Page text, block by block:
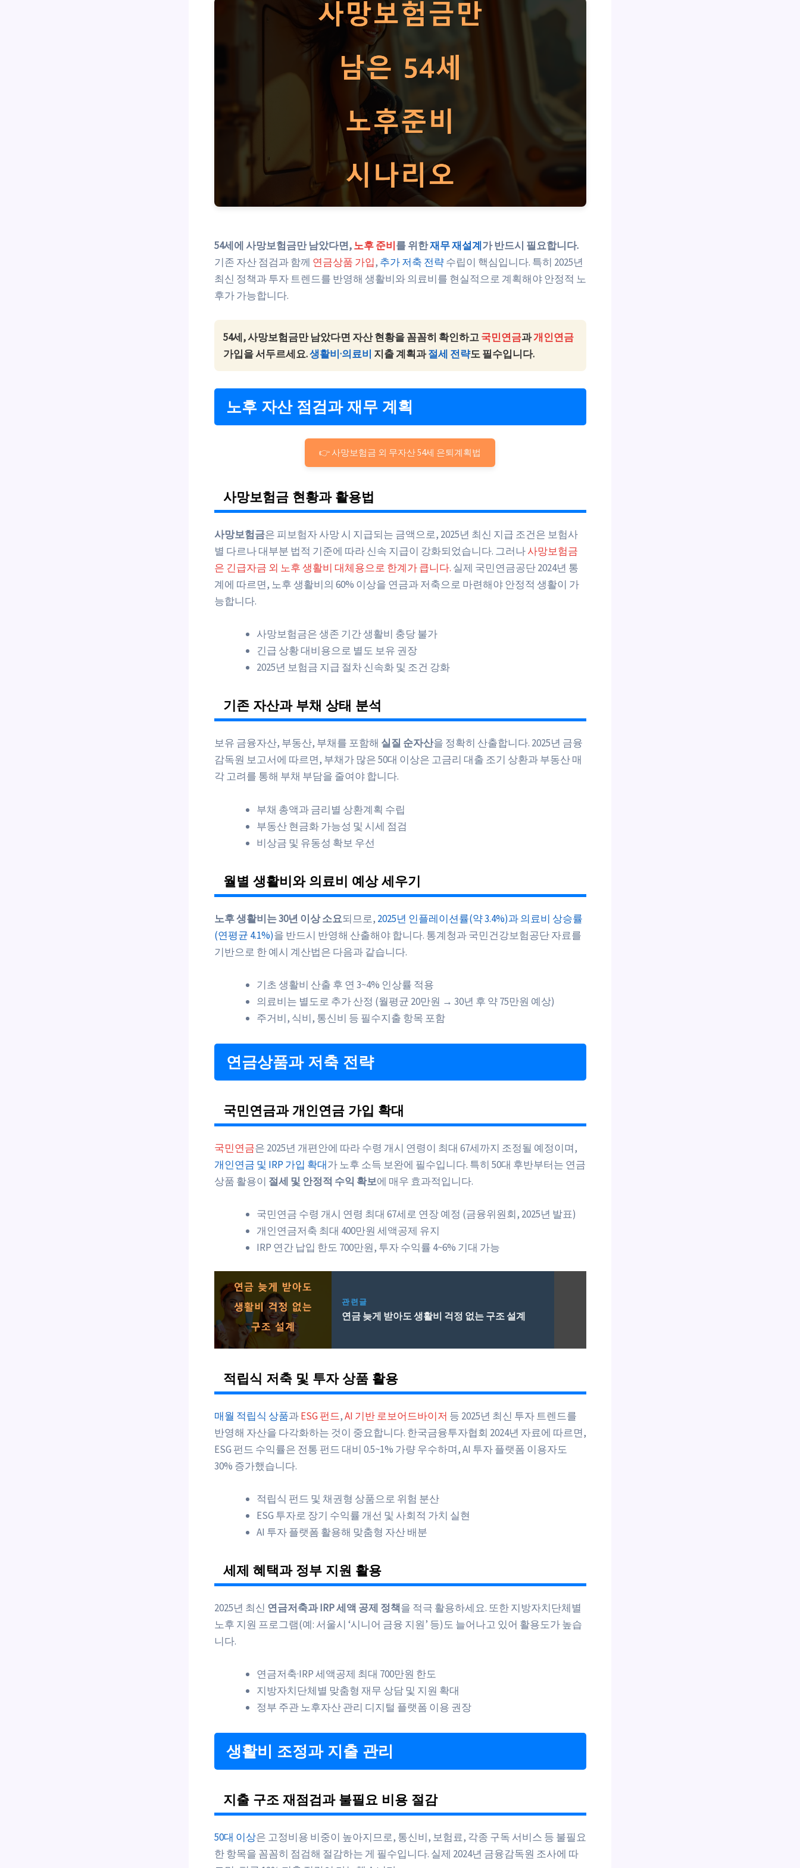
54세에 사망보험금만 남았다면,노후 준비를 위한재무 재설계가 반드시 필요합니다.
기존 자산 점검과 함께 연금상품 가입, 추가 저축 전략수립이 핵심입니다. 특히 2025년
최신 정책과 투자 트렌드를 반영해 생활비와 의료비를 현실적으로 계획해야 안정적 노
후가 가능합니다.
54세, 사망보험금만 남았다면 자산 현황을 꼼꼼히 확인하고국민연금과개인연금
가입을 서두르세요.생활비·의료비 지출 계획과절세 전략도 필수입니다.
노후 자산 점검과 재무 계획
👉 사망보험금 외 무자산 54세 은퇴계획법
사망보험금 현황과 활용법
사망보험금은 피보험자 사망 시 지급되는 금액으로, 2025년 최신 지급 조건은 보험사
별 다르나 대부분 법적 기준에 따라 신속 지급이 강화되었습니다. 그러나사망보험금
은 긴급자금 외 노후 생활비 대체용으로 한계가 큽니다. 실제 국민연금공단 2024년 통
계에 따르면, 노후 생활비의 60% 이상을 연금과 저축으로 마련해야 안정적 생활이 가
능합니다.
사망보험금은 생존 기간 생활비 충당 불가
긴급 상황 대비용으로 별도 보유 권장
2025년 보험금 지급 절차 신속화 및 조건 강화
기존 자산과 부채 상태 분석
보유 금융자산, 부동산, 부채를 포함해 실질 순자산을 정확히 산출합니다. 2025년 금융
감독원 보고서에 따르면, 부채가 많은 50대 이상은 고금리 대출 조기 상환과 부동산 매
각 고려를 통해 부채 부담을 줄여야 합니다.
부채 총액과 금리별 상환계획 수립
부동산 현금화 가능성 및 시세 점검
비상금 및 유동성 확보 우선
월별 생활비와 의료비 예상 세우기
노후 생활비는 30년 이상 소요되므로, 2025년 인플레이션률(약 3.4%)과 의료비 상승률
(연평균 4.1%)을 반드시 반영해 산출해야 합니다. 통계청과 국민건강보험공단 자료를
기반으로 한 예시 계산법은 다음과 같습니다.
기초 생활비 산출 후 연 3~4% 인상률 적용
의료비는 별도로 추가 산정 (월평균 20만원 → 30년 후 약 75만원 예상)
주거비, 식비, 통신비 등 필수지출 항목 포함
연금상품과 저축 전략
국민연금과 개인연금 가입 확대
국민연금은 2025년 개편안에 따라 수령 개시 연령이 최대 67세까지 조정될 예정이며,
개인연금 및 IRP 가입 확대가 노후 소득 보완에 필수입니다. 특히 50대 후반부터는 연금
상품 활용이 절세 및 안정적 수익 확보에 매우 효과적입니다.
국민연금 수령 개시 연령 최대 67세로 연장 예정 (금융위원회, 2025년 발표)
개인연금저축 최대 400만원 세액공제 유지
IRP 연간 납입 한도 700만원, 투자 수익률 4~6% 기대 가능
관련글
연금 늦게 받아도 생활비 걱정 없는 구조 설계
적립식 저축 및 투자 상품 활용
매월 적립식 상품과ESG 펀드,AI 기반 로보어드바이저 등 2025년 최신 투자 트렌드를
반영해 자산을 다각화하는 것이 중요합니다. 한국금융투자협회 2024년 자료에 따르면,
ESG 펀드 수익률은 전통 펀드 대비 0.5~1% 가량 우수하며, AI 투자 플랫폼 이용자도
30% 증가했습니다.
적립식 펀드 및 채권형 상품으로 위험 분산
ESG 투자로 장기 수익률 개선 및 사회적 가치 실현
AI 투자 플랫폼 활용해 맞춤형 자산 배분
세제 혜택과 정부 지원 활용
2025년 최신 연금저축과 IRP 세액 공제 정책을 적극 활용하세요. 또한 지방자치단체별
노후 지원 프로그램(예: 서울시 ‘시니어 금융 지원’ 등)도 늘어나고 있어 활용도가 높습
니다.
연금저축·IRP 세액공제 최대 700만원 한도
지방자치단체별 맞춤형 재무 상담 및 지원 확대
정부 주관 노후자산 관리 디지털 플랫폼 이용 권장
생활비 조정과 지출 관리
지출 구조 재점검과 불필요 비용 절감
50대 이상은 고정비용 비중이 높아지므로, 통신비, 보험료, 각종 구독 서비스 등 불필요
한 항목을 꼼꼼히 점검해 절감하는 게 필수입니다. 실제 2024년 금융감독원 조사에 따